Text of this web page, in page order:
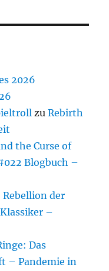
2026
zuRebirth
the Curse of
Blogbuch –
der
Klassiker –
Das
– Pandemie in